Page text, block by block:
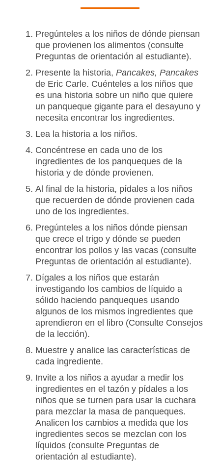
Pregúnteles a los niños de dónde piensan
que provienen los alimentos (consulte
Preguntas de orientación al estudiante).
Presente la historia, Pancakes, Pancakes
de Eric Carle. Cuénteles a los niños que
es una historia sobre un niño que quiere
un panqueque gigante para el desayuno y
necesita encontrar los ingredientes.
Lea la historia a los niños.
Concéntrese en cada uno de los
ingredientes de los panqueques de la
historia y de dónde provienen.
Al final de la historia, pídales a los niños
que recuerden de dónde provienen cada
uno de los ingredientes.
Pregúnteles a los niños dónde piensan
que crece el trigo y dónde se pueden
encontrar los pollos y las vacas (consulte
Preguntas de orientación al estudiante).
Dígales a los niños que estarán
investigando los cambios de líquido a
sólido haciendo panqueques usando
algunos de los mismos ingredientes que
aprendieron en el libro (Consulte Consejos
de la lección).
Muestre y analice las características de
cada ingrediente.
Invite a los niños a ayudar a medir los
ingredientes en el tazón y pídales a los
niños que se turnen para usar la cuchara
para mezclar la masa de panqueques.
Analicen los cambios a medida que los
ingredientes secos se mezclan con los
líquidos (consulte Preguntas de
orientación al estudiante).